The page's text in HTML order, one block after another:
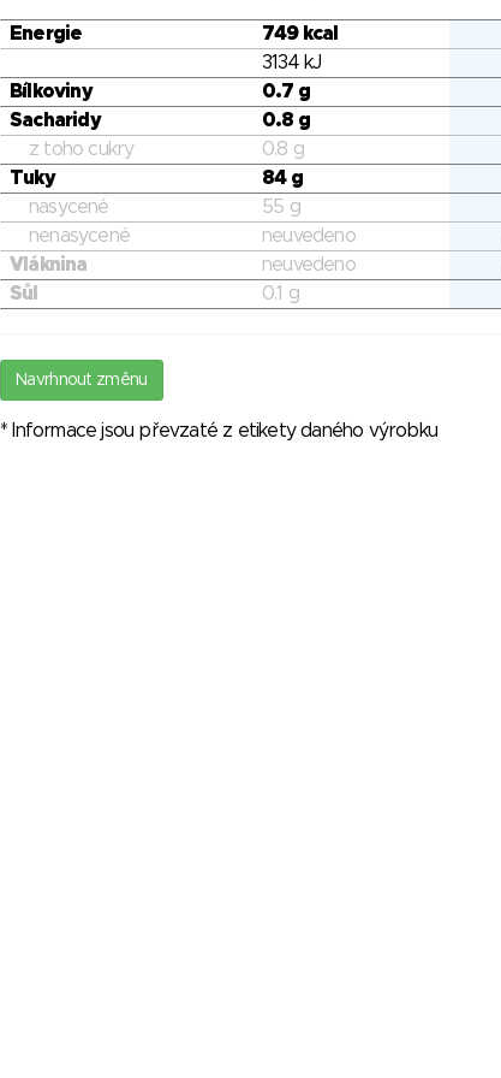
Energie 749 kcal
3134 kJ
Bílkoviny
0.7 g
Sacharidy
0.8 g
z toho cukry
0.8 g
Tuky
84 g
nasycené
55 g
nenasycené
neuvedeno
Vláknina
neuvedeno
Sůl
0.1 g
Navrhnout změnu
* Informace jsou převzaté z etikety daného výrobku